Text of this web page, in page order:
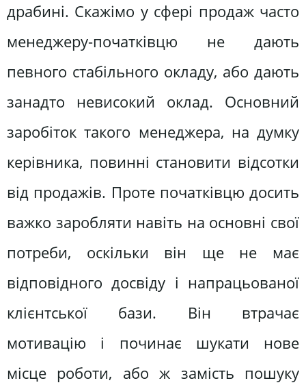
драбині. Скажімо у сфері продаж часто
менеджеру-початківцю не дають
певного стабільного окладу, або дають
занадто невисокий оклад. Основний
заробіток такого менеджера, на думку
керівника, повинні становити відсотки
від продажів. Проте початківцю досить
важко заробляти навіть на основні свої
потреби, оскільки він ще не має
відповідного досвіду і напрацьованої
клієнтської бази. Він втрачає
мотивацію і починає шукати нове
місце роботи, або ж замість пошуку